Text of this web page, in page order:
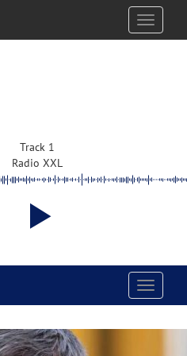
Toggle
Track 1
Radio XXL
Toggle